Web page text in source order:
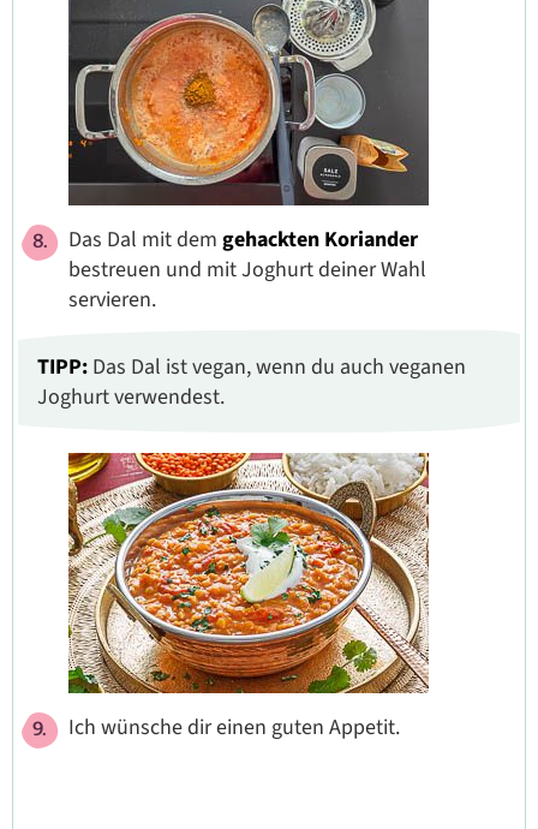
Das Dal mit dem gehackten Koriander
bestreuen und mit Joghurt deiner Wahl
servieren.
TIPP: Das Dal ist vegan, wenn du auch veganen
Joghurt verwendest.
Ich wünsche dir einen guten Appetit.